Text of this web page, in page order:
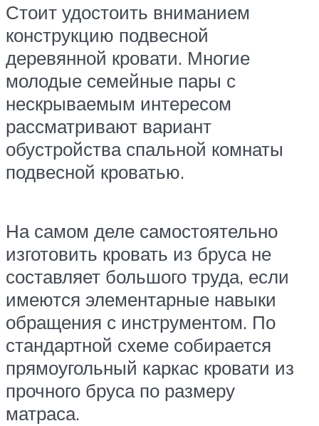
Стоит удостоить вниманием
конструкцию подвесной
деревянной кровати. Многие
молодые семейные пары с
нескрываемым интересом
рассматривают вариант
обустройства спальной комнаты
подвесной кроватью.
На самом деле самостоятельно
изготовить кровать из бруса не
составляет большого труда, если
имеются элементарные навыки
обращения с инструментом. По
стандартной схеме собирается
прямоугольный каркас кровати из
прочного бруса по размеру
матраса.